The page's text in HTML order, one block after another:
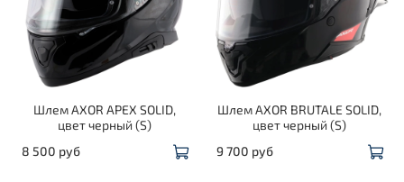
Шлем AXOR APEX SOLID,
цвет черный (S)
8 500 руб
Шлем AXOR BRUTALE SOLID,
цвет черный (S)
9 700 руб